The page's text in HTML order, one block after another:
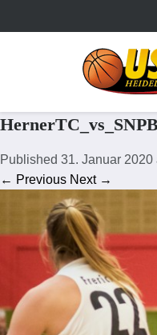
Published 31. Januar 2020
← Previous Next →